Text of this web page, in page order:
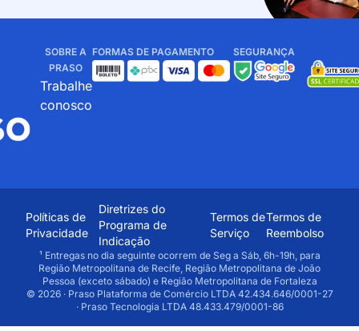
SOBRE A
PRASO
Trabalhe
conosco
FORMAS DE PAGAMENTO SEGURANÇA
Políticas de
Privacidade
Diretrizes do
Programa de
Indicação
Termos de
Serviço
Termos de
Reembolso
¹ Entregas no dia seguinte ocorrem de Seg a Sáb, 6h-19h, para
Região Metropolitana de Recife, Região Metropolitana de João
Pessoa (exceto sábado) e Região Metropolitana de Fortaleza
© 2026 · Praso Plataforma de Comércio LTDA 42.434.646/0001-27
· Praso Tecnologia LTDA 48.433.479/0001-86